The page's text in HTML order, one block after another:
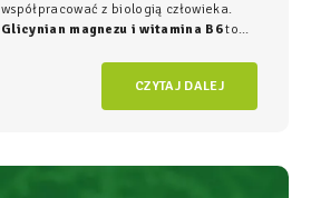
współpracować z biologią człowieka.
Glicynian magnezu i witamina B6to
fundament świadomego wspierania
organizmu, łączący wysoką skuteczność z
najwyższym bezpieczeństwem
CZYTAJ DALEJ